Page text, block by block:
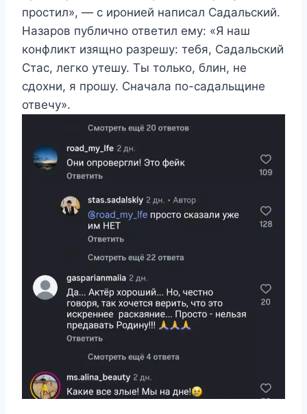
простил», — с иронией написал Садальский.
Назаров публично ответил ему: «Я наш
конфликт изящно разрешу: тебя, Садальский
Стас, легко утешу. Ты только, блин, не
сдохни, я прошу. Сначала по-садальщине
отвечу».